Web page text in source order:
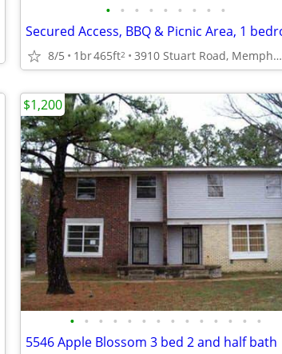
• • • • • • • • •
8/5 1br465ft2 3910 Stuart Road, Memphis, TN
• • • • • • • • • • • • • •
5546 Apple Blossom 3 bed 2 and half bath
$1,200